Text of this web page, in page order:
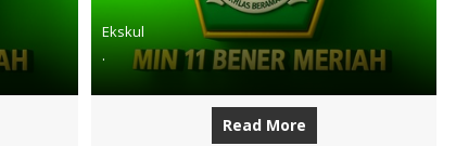
Ekskul
.
Read More